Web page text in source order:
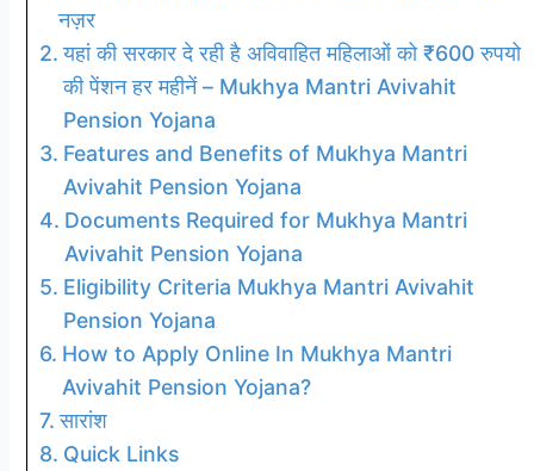
नज़र
यहां की सरकार दे रही है अविवाहित महिलाओं को ₹600 रुपयो
की पेंशन हर महीनें – Mukhya Mantri Avivahit
Pension Yojana
Features and Benefits of Mukhya Mantri
Avivahit Pension Yojana
Documents Required for Mukhya Mantri
Avivahit Pension Yojana
Eligibility Criteria Mukhya Mantri Avivahit
Pension Yojana
How to Apply Online In Mukhya Mantri
Avivahit Pension Yojana?
सारांश
Quick Links